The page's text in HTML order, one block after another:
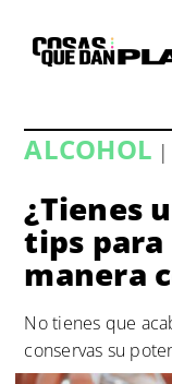
contenido
ALCOHOL |
¿Tienes
tips
manera
No tienes que
conservas su